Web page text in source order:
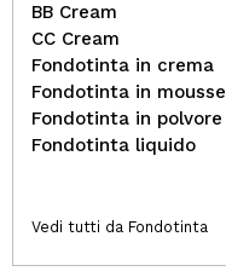
BB Cream
CC Cream
Fondotinta in crema
Fondotinta in mousse
Fondotinta in polvore
Fondotinta liquido
Vedi tutti da Fondotinta